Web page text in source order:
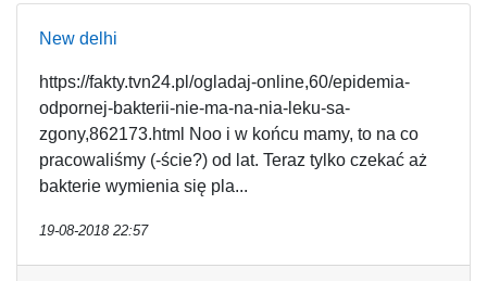
New delhi
https://fakty.tvn24.pl/ogladaj-online,60/epidemia-
odpornej-bakterii-nie-ma-na-nia-leku-sa-
zgony,862173.html Noo i w końcu mamy, to na co
pracowaliśmy (-ście?) od lat. Teraz tylko czekać aż
bakterie wymienia się pla...
19-08-2018 22:57